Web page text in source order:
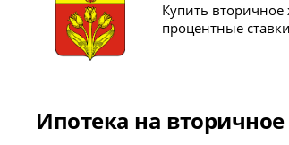
Купить
процентные
Ипотека на